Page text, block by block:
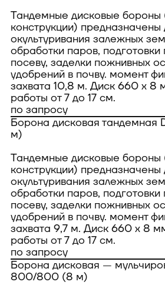
Тандемные дисковые
конструкции) предназначены
окультуривания залежных
обработки паров, подготовки
посеву, заделки пожнивных
удобрений в почву. момент
захвата 10,8 м. Диск 660 х 8
работы от 7 до 17 см.
по запросу
Борона дисковая тандемная
м)
Тандемные дисковые
конструкции) предназначены
окультуривания залежных
обработки паров, подготовки
посеву, заделки пожнивных
удобрений в почву. момент
захвата 9,7 м. Диск 660 х 8
работы от 7 до 17 см.
по запросу
Борона дисковая —
800/800 (8 м)